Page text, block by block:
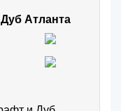
Атланта